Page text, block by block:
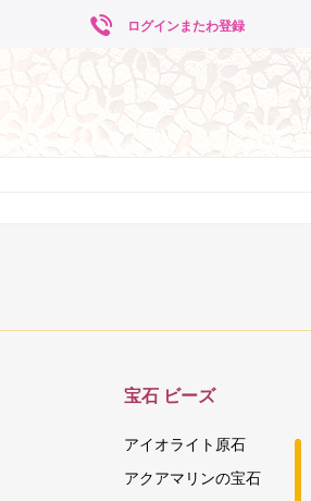
ログインまたわ登録
宝石 ビーズ
アイオライト原石
アクアマリンの宝石